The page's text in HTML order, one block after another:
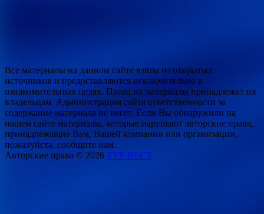
Все материалы на данном сайте взяты из открытых
источников и предоставляются исключительно в
ознакомительных целях. Права на материалы принадлежат их
владельцам. Администрация сайта ответственности за
содержание материала не несет. Если Вы обнаружили на
нашем сайте материалы, которые нарушают авторские права,
принадлежащие Вам, Вашей компании или организации,
пожалуйста, сообщите нам.
Авторские права © 2026 ТУР-ВЕСТ.